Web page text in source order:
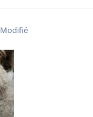
Modifié